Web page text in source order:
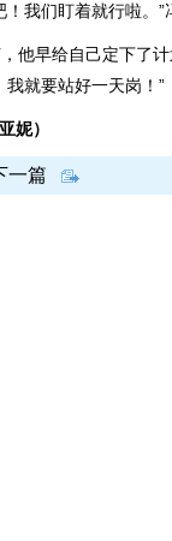
们盯着就行啦。”
他早给自己定下了
我就要站好一天岗！”
妮）
一篇